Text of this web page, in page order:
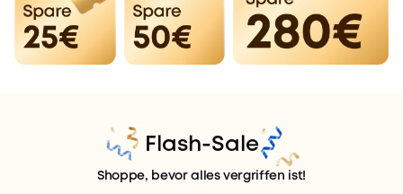
Flash-Sale
Shoppe, bevor alles vergriffen ist!